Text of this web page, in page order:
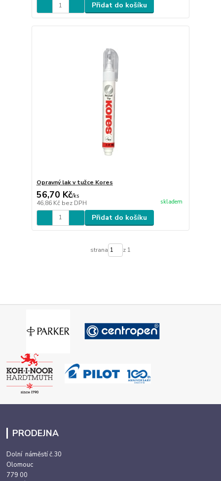
Přidat do košíku
Opravný lak v tužce Kores
56,70 Kč/ks
46,86 Kč bez DPH skladem
Přidat do košíku
strana z 1
PRODEJNA
Dolní náměstí č.30
Olomouc
779 00